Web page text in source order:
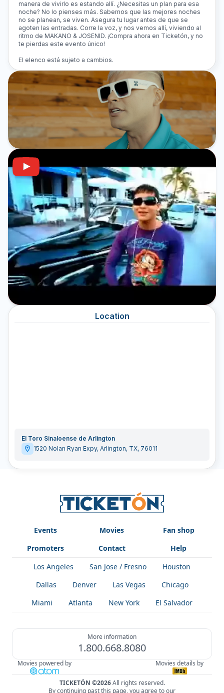
manera de vivirlo es estando allí. ¿Necesitas un plan para esa
noche? No lo pienses más. Sabemos que las mejores noches
no se planean, se viven. Asegura tu lugar antes de que se
agoten las entradas. Corre la voz, y nos vemos allí, viviendo al
ritmo de MAKANO & JOSENID. ¡Compra ahora en Ticketón, y no
te pierdas este evento único!
El elenco está sujeto a cambios.
Location
El Toro Sinaloense de Arlington
1520 Nolan Ryan Expy, Arlington, TX, 76011
Events Movies
Fan shop
Promoters
Contact
Help
Los Angeles
San Jose / Fresno
Houston
Dallas
Denver Las Vegas
Chicago
Miami
Atlanta New York El Salvador
More information
1.800.668.8080
Movies powered by Movies details by
TICKETÓN ©2026 All rights reserved.
By continuing past this page, you agree to our